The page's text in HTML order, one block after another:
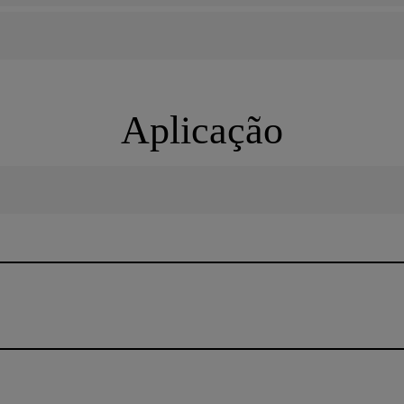
Aplicação